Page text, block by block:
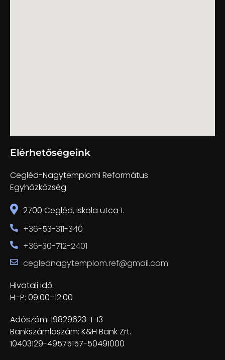
Elérhetőségeink
Cegléd-Nagytemplomi Református
Egyházközség
2700 Cegléd, Iskola utca 1.
+36-53-311-340
+36-30-712-2401
ceglednagytemplom.ref@gmail.com
Hivatali idő:
H–P: 09:00–12:00
Adószám: 19829623-1-13
Bankszámlaszám: K&H Bank Zrt.
10403129-49575157-50491000